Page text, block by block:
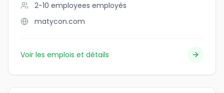
2-10 employees employés
matycon.com
Voir les emplois et détails